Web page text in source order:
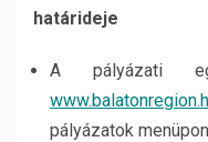
határideje
A pályázati
pályázatok